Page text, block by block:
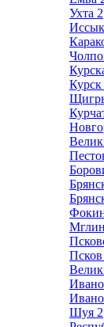
Ухта 2
Курск
Мглин
Псков
Шуя 2